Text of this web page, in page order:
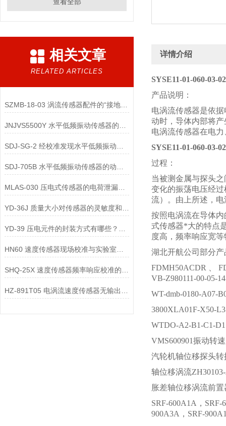
相关文章
RELATED ARTICLES
SZMB-18-03 涡流传感器配件的“接地与屏蔽”不良会导致哪些
MLAS-030 压电式传感器的电荷泄漏机制是什么？
详情介绍
SYSE11-01-060-03-
产品说明：
电涡流传感器是依
动时，导体内部将
电涡流传感器在电
SYSE11-01-060-03-
过程：
当被测金属与探头
变化的振荡电压经
流）。由上所述，
按照电涡流在导体
式传感器*大的特点
度高，频率响应宽
湖北开航公司部分产
FDMH50ACDR 、
VB-Z980111-00-05-
WT-dmb-0180-A07-
3800XLA01F-X50-
WTDO-A2-B1-C1-
VMS600901振动转
汽轮机轴位移探头转
轴位移涡流
胀差轴位移涡流前
SRF-600A1A，SRF-
900A3A，SRF-